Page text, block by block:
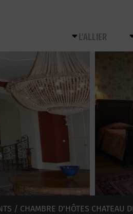
L’ALLIER
/ CHAMBRE D’HÔTES CHATEAU